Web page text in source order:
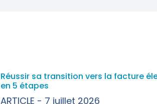
Réussir sa transition vers la facture
en 5 étapes
ARTICLE 7 juillet 2026